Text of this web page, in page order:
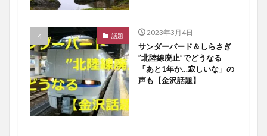
話題 2023年3月4日
サンダーバード＆しらさぎ
”北陸線廃止”でどうなる
「あと1年か…寂しいな」の
声も【金沢話題】